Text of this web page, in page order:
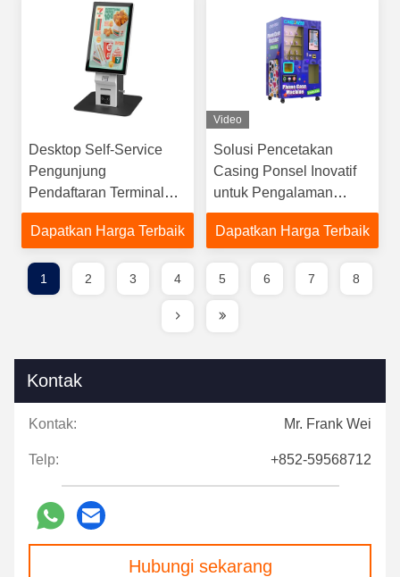
Desktop Self-Service
Pengunjung
Pendaftaran Terminal
Kios Dengan Printer
Tiket
Dapatkan Harga Terbaik
Video
Solusi Pencetakan
Casing Ponsel Inovatif
untuk Pengalaman
Pelanggan yang
Dipersonalisasi
Dapatkan Harga Terbaik
1 2 3 4 5 6 7 8
Kontak
Kontak: Mr. Frank Wei
Telp: +852-59568712
Hubungi sekarang